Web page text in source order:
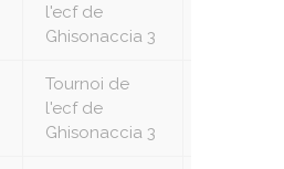
l'ecf de
Ghisonaccia 3
Tournoi de
l'ecf de
Ghisonaccia 3